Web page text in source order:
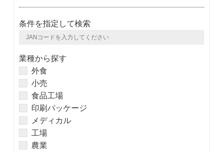
条件を指定して検索
業種から探す
外食
小売
食品工場
印刷パッケージ
メディカル
工場
農業